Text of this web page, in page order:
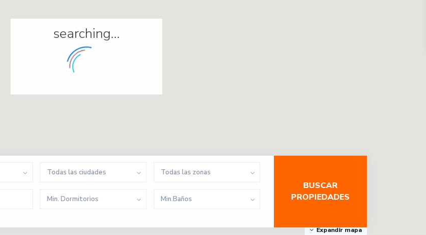
searching...
Expandir mapa
Todas las ciudades Todas las zonas
Min. Dormitorios
Min.Baños